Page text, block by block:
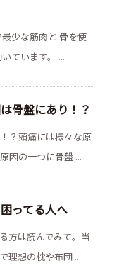
少な筋肉と 骨を使
ています。 ...
骨盤にあり！？
？頭痛には様々な原
因の一つに骨盤 ...
ってる人へ
方は読んでみて。当
理想の枕や布団 ...